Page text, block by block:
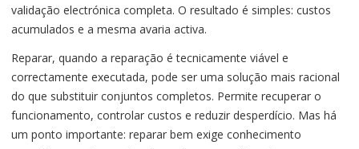
validação electrónica completa. O resultado é simples: custos
acumulados e a mesma avaria activa.
Reparar, quando a reparação é tecnicamente viável e
correctamente executada, pode ser uma solução mais racional
do que substituir conjuntos completos. Permite recuperar o
funcionamento, controlar custos e reduzir desperdício. Mas há
um ponto importante: reparar bem exige conhecimento